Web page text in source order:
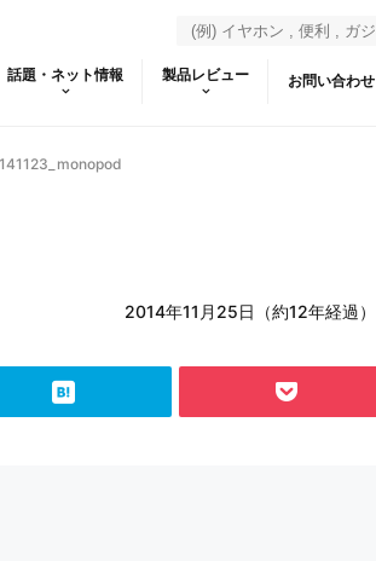
話題・ネット情報 製品レビュー お問い合わせ
2014年11月25日（約12年経過）